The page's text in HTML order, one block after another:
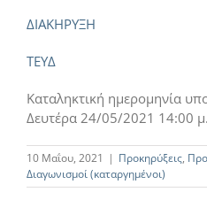
ΔΙΑΚΗΡΥΞΗ
ΤΕΥΔ
Καταληκτική ημερομηνία
Δευτέρα 24/05/2021 14:00
10 Μαΐου, 2021 | Προκηρύξεις,
Διαγωνισμοί (καταργημένοι)